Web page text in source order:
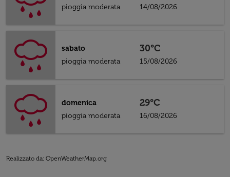
pioggia moderata
14/08/2026
sabato
pioggia moderata
30°C
15/08/2026
domenica
pioggia moderata
29°C
16/08/2026
Realizzato da: OpenWeatherMap.org